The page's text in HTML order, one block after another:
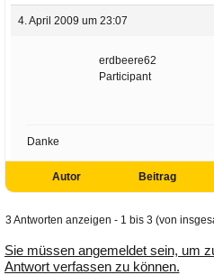
4. April 2009 um 23:07
erdbeere62
Participant
Danke
Autor Beitrag
3 Antworten anzeigen - 1 bis 3 (von
Sie müssen angemeldet sein, um
Antwort verfassen zu können.